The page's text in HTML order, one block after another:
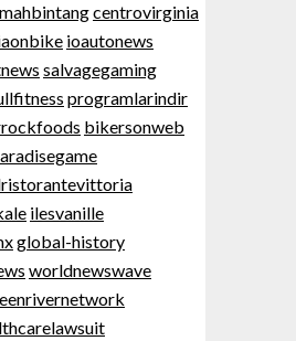
centrovirginia
ioautonews
salvagegaming
programlarindir
bikersonweb
ilesvanille
global-history
worldnewswave